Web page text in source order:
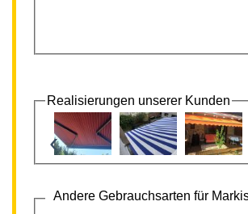
Realisierungen unserer Kunden
‹
Andere Gebrauchsarten für